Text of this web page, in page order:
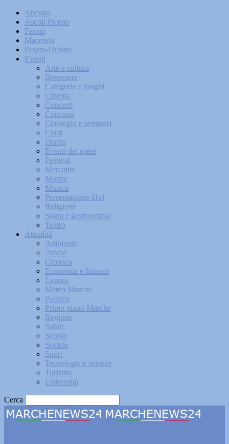
Ancona
Ascoli Piceno
Fermo
Macerata
Pesaro-Urbino
Eventi
Arte e cultura
Benessere
Categorie e luoghi
Cinema
Concerti
Concorsi
Convegni e seminari
Corsi
Danza
Eventi del mese
Festival
Mercatini
Mostre
Musica
Presentazione libri
Religione
Sagra e gastronomia
Teatro
Attualità
Ambiente
Avvisi
Cronaca
Economia e finanza
Lavoro
Meteo Marche
Politica
Primo piano Marche
Regione
Salute
Scuola
Sociale
Sport
Tecnologia e scienze
Turismo
Università
Cerca